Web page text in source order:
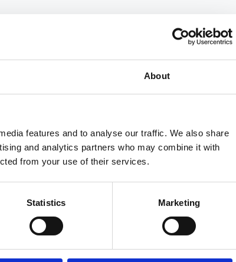
About
features and to analyse our traffic. We also share
and analytics partners who may combine it with
from your use of their services.
Statistics Marketing